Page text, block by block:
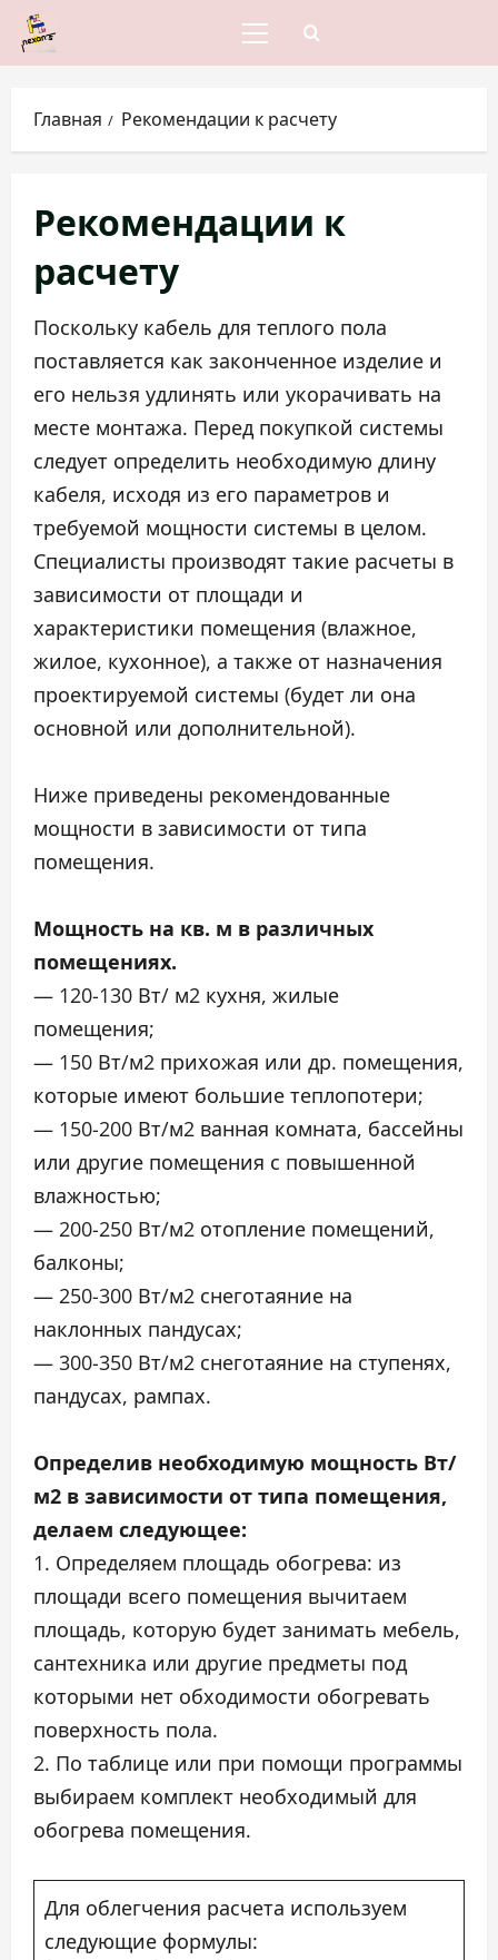
Перейти
содержимому
Основное
меню
Главная Рекомендации к расчету
Рекомендации к
расчету
Поскольку кабель для теплого пола
поставляется как законченное изделие и
его нельзя удлинять или укорачивать на
месте монтажа. Перед покупкой системы
следует определить необходимую длину
кабеля, исходя из его параметров и
требуемой мощности системы в целом.
Специалисты производят такие расчеты в
зависимости от площади и
характеристики помещения (влажное,
жилое, кухонное), а также от назначения
проектируемой системы (будет ли она
основной или дополнительной).
Ниже приведены рекомендованные
мощности в зависимости от типа
помещения.
Мощность на кв. м в различных
помещениях.
— 120-130 Вт/ м2 кухня, жилые
помещения;
— 150 Вт/м2 прихожая или др. помещения,
которые имеют большие теплопотери;
— 150-200 Вт/м2 ванная комната, бассейны
или другие помещения с повышенной
влажностью;
— 200-250 Вт/м2 отопление помещений,
балконы;
— 250-300 Вт/м2 снеготаяние на
наклонных пандусах;
— 300-350 Вт/м2 снеготаяние на ступенях,
пандусах, рампах.
Определив необходимую мощность Вт/
м2 в зависимости от типа помещения,
делаем следующее:
1. Определяем площадь обогрева: из
площади всего помещения вычитаем
площадь, которую будет занимать мебель,
сантехника или другие предметы под
которыми нет обходимости обогревать
поверхность пола.
2. По таблице или при помощи программы
выбираем комплект необходимый для
обогрева помещения.
Для облегчения расчета используем
следующие формулы: